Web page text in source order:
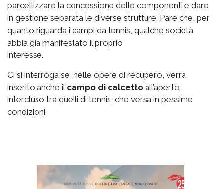
parcellizzare la concessione delle componenti e dare
in gestione separata le diverse strutture. Pare che, per
quanto riguarda i campi da tennis, qualche società
abbia già manifestato il proprio
interesse.
Ci si interroga se, nelle opere di recupero, verrà
inserito anche il campo di calcetto all’aperto,
intercluso tra quelli di tennis, che versa in pessime
condizioni.